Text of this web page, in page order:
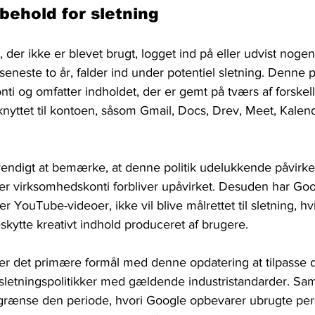
for sletning
der ikke er blevet brugt, logget ind på eller udvist
to år, falder ind under potentiel sletning. Denne
og omfatter indholdet, der er gemt på tværs af
til kontoen, såsom Gmail, Docs, Drev, Meet,
at bemærke, at denne politik udelukkende
virksomhedskonti forbliver upåvirket. Desuden har
YouTube-videoer, ikke vil blive målrettet til sletning,
kreativt indhold produceret af brugere.
det primære formål med denne opdatering at tilpasse
med gældende industristandarder.
den periode, hvori Google opbevarer ubrugte